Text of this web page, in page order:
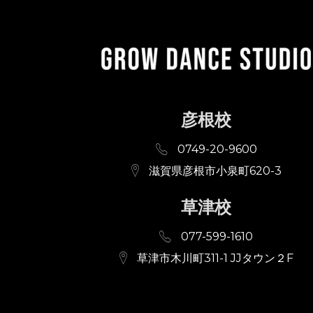
彦根校
0749-20-9600
滋賀県彦根市小泉町620-3
草津校
077-599-1610
草津市木川町311-1 JJタウン２F